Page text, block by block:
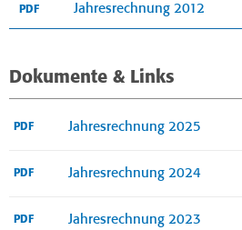
PDF Jahresrechnung 2012
Dokumente & Links
PDF Jahresrechnung 2025
PDF Jahresrechnung 2024
PDF Jahresrechnung 2023